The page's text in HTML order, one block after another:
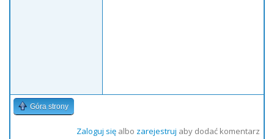
Góra strony
Zaloguj sięalbo zarejestruj aby dodać komentarz